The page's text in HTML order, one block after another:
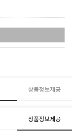
상품정보제공
상품정보제공